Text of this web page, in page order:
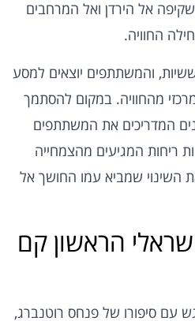
אל הירדן ואל המרחבים
החוויה.
והמשתתפים יוצאים למסע
מהחוויה. במקום להסתמך
המדריכים את המשתתפים
ריחות המגיעים מהצמחייה
השינוי שמביא עמו החושך אל
הראשון קם
עם סיפורו של פנחס רוטנברג,